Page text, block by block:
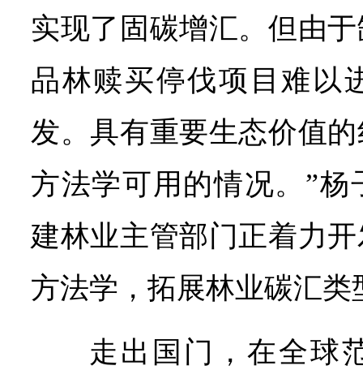
实现了固碳增汇。但由
品林赎买停伐项目难以
发。具有重要生态价值
方法学可用的情况。”
建林业主管部门正着力
方法学，拓展林业碳汇类
走出国门，在全球